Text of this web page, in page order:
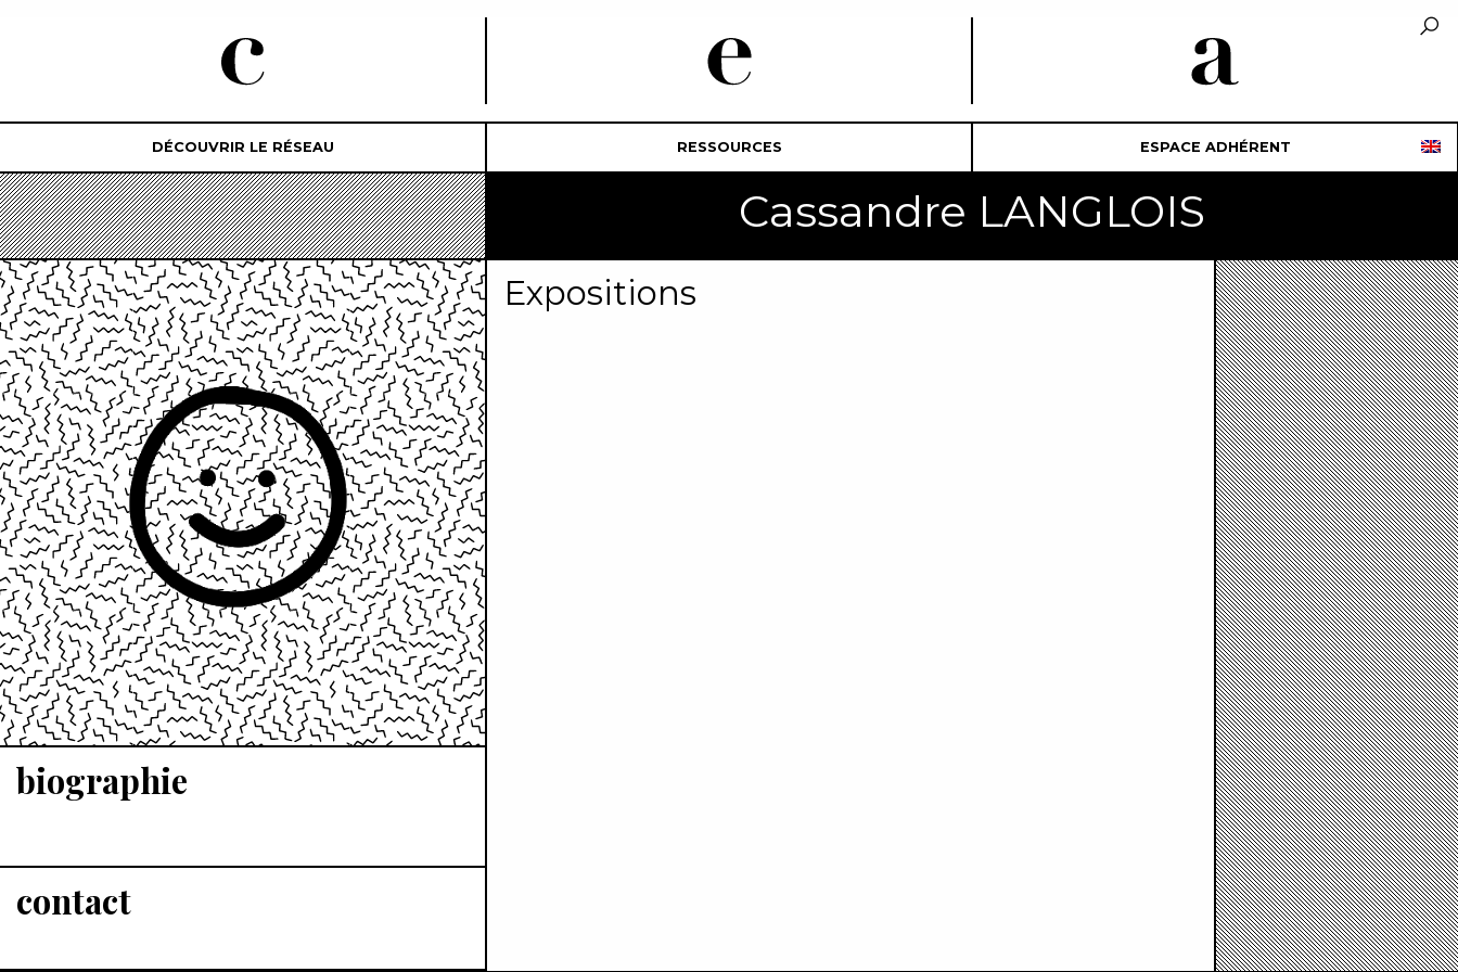
DÉCOUVRIR LE RÉSEAU RESSOURCES ESPACE ADHÉRENT
Cassandre LANGLOIS
biographie
contact
Expositions